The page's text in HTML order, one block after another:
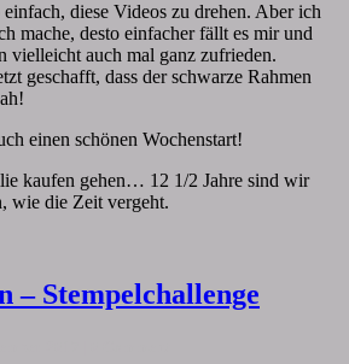
diese Videos zu drehen. Aber ich
mache, desto einfacher fällt es mir und
vielleicht auch mal ganz zufrieden.
geschafft, dass der schwarze Rahmen
einen schönen Wochenstart!
kaufen gehen… 12 1/2 Jahre sind wir
wie die Zeit vergeht.
– Stempelchallenge